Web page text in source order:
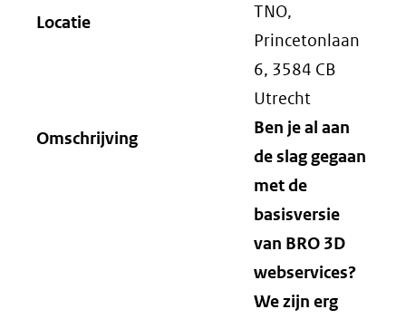
Locatie
TNO,
Princetonlaan
6, 3584 CB
Utrecht
Omschrijving
Ben je al aan
de slag gegaan
met de
basisversie
van BRO 3D
webservices?
We zijn erg